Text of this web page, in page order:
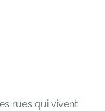
rues qui vivent